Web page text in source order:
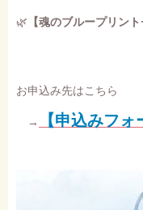
🌿 【魂のブループリン
お申込み先はこちら
→ 【申込みフォ